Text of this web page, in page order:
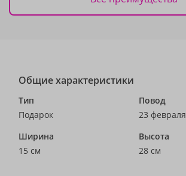
Общие характеристики
Тип
Подарок
Повод
23 февраля
Ширина
15 см
Высота
28 см